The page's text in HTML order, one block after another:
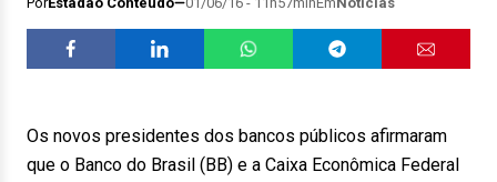
Os novos presidentes dos bancos públicos afirmaram
que o Banco do Brasil (BB) e a Caixa Econômica Federal